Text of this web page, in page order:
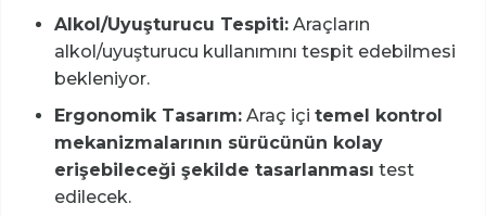
Alkol/Uyuşturucu Tespiti: Araçların
alkol/uyuşturucu kullanımını tespit edebilmesi
bekleniyor.
Ergonomik Tasarım: Araç içi temel kontrol
mekanizmalarının sürücünün kolay
erişebileceği şekilde tasarlanması test
edilecek.